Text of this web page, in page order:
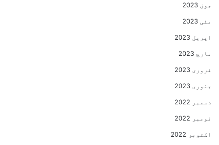
جون 2023
مئی 2023
اپریل 2023
مارچ 2023
فروری 2023
جنوری 2023
دسمبر 2022
نومبر 2022
اکتوبر 2022